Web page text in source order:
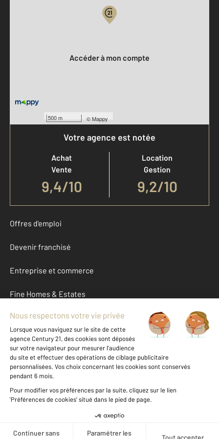
500 m ©Mappy
Accéder à mon compte
Votre agence est notée
Achat
Vente
9,4/10
Location
Gestion
9,2/10
Offres d'emploi
Devenir franchisé
Entreprise et commerce
Fine Homes & Estates
À propos
International
Nous contacter
Données personnelles
Gestionnaire des cookies